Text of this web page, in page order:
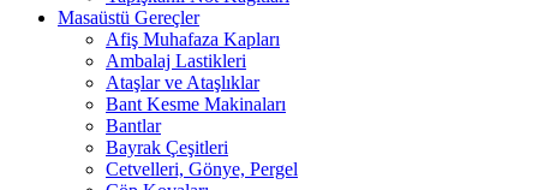
Masaüstü Gereçler
Afiş Muhafaza Kapları
Ambalaj Lastikleri
Ataşlar ve Ataşlıklar
Bant Kesme Makinaları
Bantlar
Bayrak Çeşitleri
Cetvelleri, Gönye, Pergel